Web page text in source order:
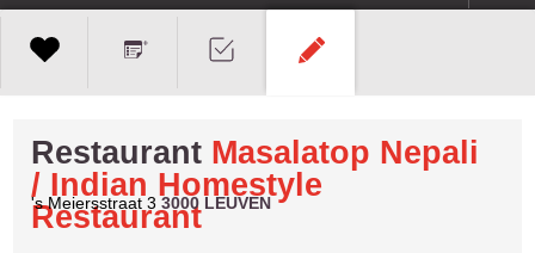
Restaurant Masalatop Nepali
/ Indian Homestyle
Restaurant
's Meiersstraat 33000 LEUVEN